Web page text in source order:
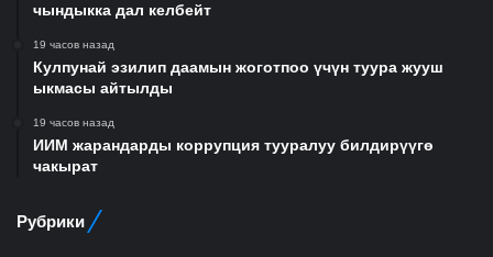
чындыкка дал келбейт
19 часов назад
Кулпунай эзилип даамын жоготпоо үчүн туура жууш
ыкмасы айтылды
19 часов назад
ИИМ жарандарды коррупция тууралуу билдирүүгө
чакырат
Рубрики